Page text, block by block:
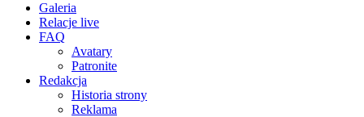
Galeria
Relacje live
FAQ
Avatary
Patronite
Redakcja
Historia strony
Reklama